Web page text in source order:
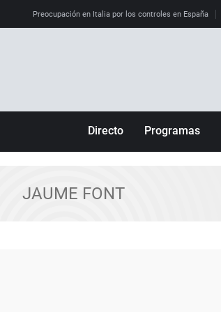
Preocupación en Italia por los controles en España
Directo Programas
JAUME FONT